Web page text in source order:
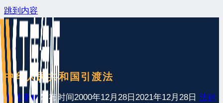
跳到内容
中华人民共和国引渡法
王康律师 发布时间2000年12月28日 2021年12月28日 法律